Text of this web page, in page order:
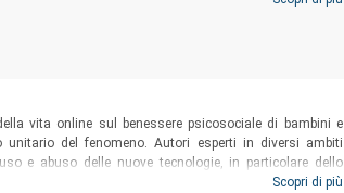
“DSA friendly”.
vita online sul benessere psicosociale di bambini e
del fenomeno. Autori esperti in diversi ambiti
e abuso delle nuove tecnologie, in particolare dello
Un libro per studenti, studiosi, educatori, genitori e
Scopri di più